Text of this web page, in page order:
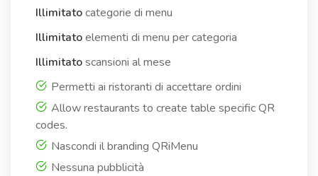
Illimitatocategorie di menu
Illimitatoelementi di menu per categoria
Illimitatoscansioni al mese
Permetti ai ristoranti di accettare ordini
Allow restaurants to create table specific QR
codes.
Nascondi il branding QRiMenu
Nessuna pubblicità